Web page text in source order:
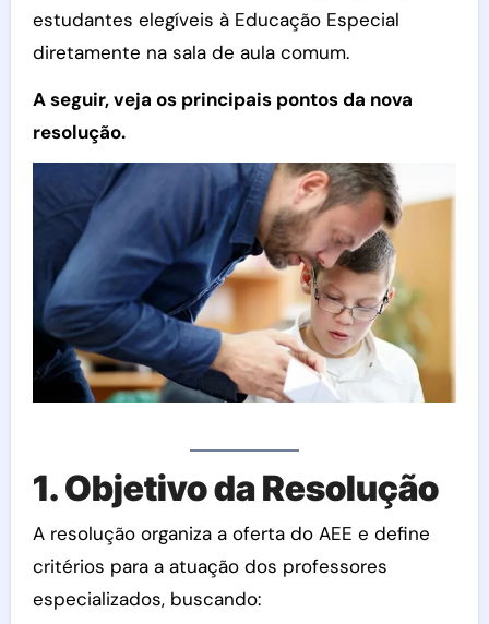
estudantes elegíveis à Educação Especial
diretamente na sala de aula comum.
A seguir, veja os principais pontos da nova
resolução.
1. Objetivo da Resolução
A resolução organiza a oferta do AEE e define
critérios para a atuação dos professores
especializados, buscando: